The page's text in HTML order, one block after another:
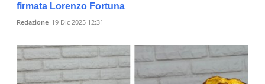
firmata Lorenzo Fortuna
Redazione 19 Dic 2025 12:31